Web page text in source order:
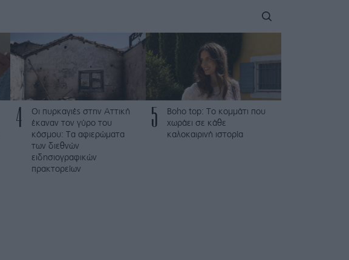
4
Οι πυρκαγιές στην Αττική
έκαναν τον γύρο του
κόσμου: Τα αφιερώματα
των διεθνών
ειδησιογραφικών
πρακτορείων
5
Boho top: Το κομμάτι που
χωράει σε κάθε
καλοκαιρινή ιστορία